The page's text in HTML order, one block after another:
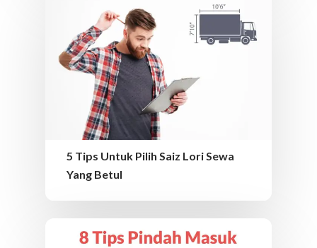
5 Tips Untuk Pilih Saiz Lori Sewa
Yang Betul